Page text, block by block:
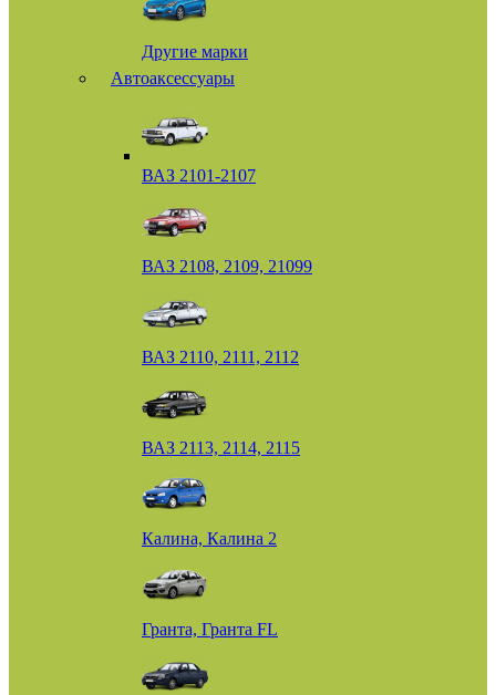
Другие марки
Автоаксессуары
ВАЗ 2101-2107
ВАЗ 2108, 2109, 21099
ВАЗ 2110, 2111, 2112
ВАЗ 2113, 2114, 2115
Калина, Калина 2
Гранта, Гранта FL